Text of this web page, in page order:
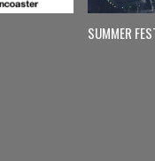
SUMMER